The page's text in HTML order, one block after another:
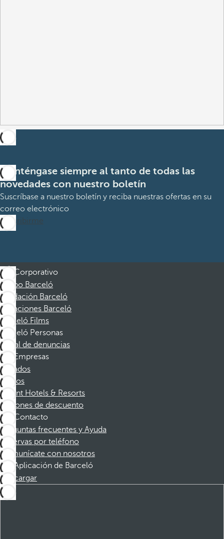
Manténgase siempre al tanto de todas las
novedades con nuestro boletín
Suscríbase a nuestro boletín y reciba nuestras ofertas en su
correo electrónico
Suscribirme
Corporativo
Grupo Barceló
Fundación Barceló
Vacaciones Barceló
Barceló Films
Barceló Personas
Canal de denuncias
Empresas
Afiliados
Socios
Dorint Hotels & Resorts
Cupones de descuento
Contacto
Preguntas frecuentes y Ayuda
Reservas por teléfono
Comunícate con nosotros
Aplicación de Barceló
Descargar